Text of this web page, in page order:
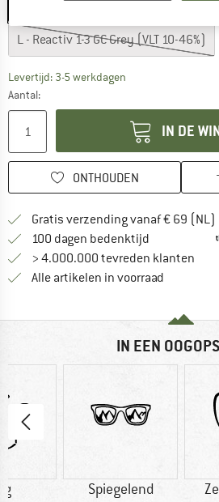
L - Reactiv 1-3 GC Rose (VLT 10-46%)
L - Reactiv 1-3 GC Grey (VLT 10-46%)
Levertijd: 3-5 werkdagen
Aantal:
IN DE
ONTHOUDEN
Gratis verzending vanaf € 69 (NL)
100 dagen bedenktijd Vind de
> 4.000.000 tevreden klanten
Alle artikelen in voorraad
IN EEN
g Spiegelend